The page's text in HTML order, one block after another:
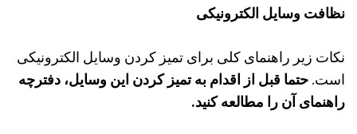
نظافت وسایل الکترونیکی
نکات زیر راهنمای کلی برای تمیز کردن وسایل الکترونیکی
است.حتما قبل از اقدام به تمیز کردن این وسایل، دفترچه‌
راهنمای آن را مطالعه کنید.